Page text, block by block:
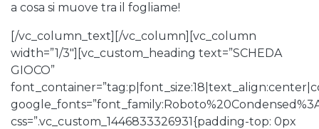
a cosa si muove tra il fogliame!
[/vc_column_text][/vc_column][vc_column
width=”1/3″][vc_custom_heading text=”SCHEDA
GIOCO”
css=”.vc_custom_1446833326931{padding-top: 0px